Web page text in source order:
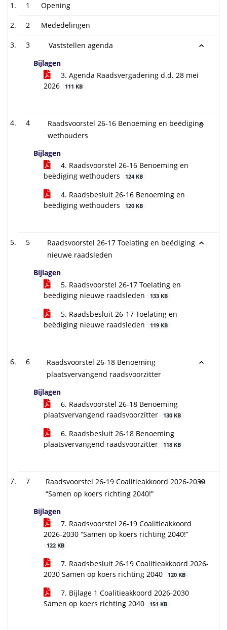
1 Opening
2 Mededelingen
3
Vaststellen agenda
Bijlagen
3. Agenda Raadsvergadering d.d. 28 mei
2026
111 KB
4
Raadsvoorstel 26-16 Benoeming en beëdiging
wethouders
Bijlagen
4. Raadsvoorstel 26-16 Benoeming en
beëdiging wethouders
124 KB
4. Raadsbesluit 26-16 Benoeming en
beëdiging wethouders
120 KB
5
Raadsvoorstel 26-17 Toelating en beëdiging
nieuwe raadsleden
Bijlagen
5. Raadsvoorstel 26-17 Toelating en
beëdiging nieuwe raadsleden
133 KB
5. Raadsbesluit 26-17 Toelating en
beëdiging nieuwe raadsleden
119 KB
6
Raadsvoorstel 26-18 Benoeming
plaatsvervangend raadsvoorzitter
Bijlagen
6. Raadsvoorstel 26-18 Benoeming
plaatsvervangend raadsvoorzitter
130 KB
6. Raadsbesluit 26-18 Benoeming
plaatsvervangend raadsvoorzitter
118 KB
7
Raadsvoorstel 26-19 Coalitieakkoord 2026-2030
“Samen op koers richting 2040!”
Bijlagen
7. Raadsvoorstel 26-19 Coalitieakkoord
2026-2030 “Samen op koers richting 2040!”
122 KB
7. Raadsbesluit 26-19 Coalitieakkoord 2026-
2030 Samen op koers richting 2040
120 KB
7. Bijlage 1 Coalitieakkoord 2026-2030
Samen op koers richting 2040
151 KB